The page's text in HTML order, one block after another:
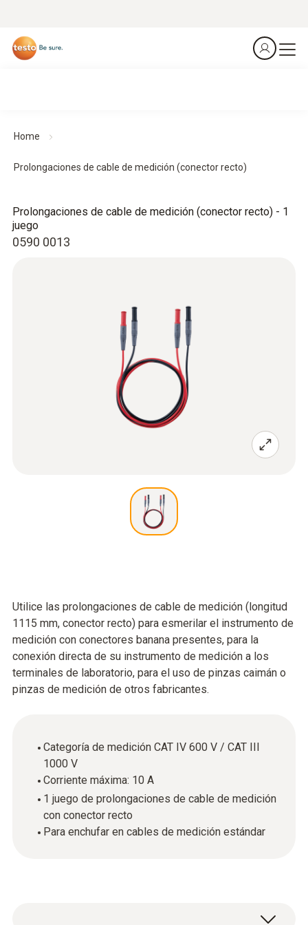
Home
Prolongaciones de cable de medición (conector recto)
0590 0013
Prolongaciones de cable de medición (conector recto) - 1
juego
Utilice las prolongaciones de cable de medición (longitud
1115 mm, conector recto) para esmerilar el instrumento de
medición con conectores banana presentes, para la
conexión directa de su instrumento de medición a los
terminales de laboratorio, para el uso de pinzas caimán o
pinzas de medición de otros fabricantes.
Categoría de medición CAT IV 600 V / CAT III
1000 V
Corriente máxima: 10 A
1 juego de prolongaciones de cable de medición
con conector recto
Para enchufar en cables de medición estándar